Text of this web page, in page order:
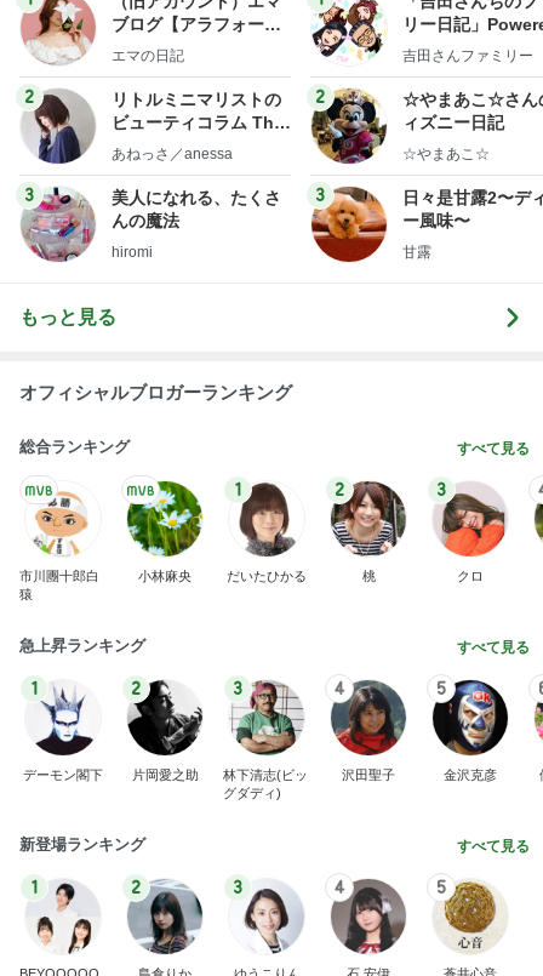
ブログ【アラフォー会
社売却セカンドライ
エマの日記
2
リトルミニマリストの
ビューティコラム The
little minimalist's bea
あねっさ／anessa
3
美人になれる、たくさ
んの魔法
hiromi
リー日記」
y Ameba 吉田さ
ログ
吉田さんファミリー
2
☆やまあこ☆さん
ィズニー日記
☆やまあこ☆
3
日々是甘露2〜デ
ー風味〜
甘露
もっと見る
オフィシャルブロガーランキング
総合ランキング すべて見る
市川團十郎白
猿
小林麻央
1
だいたひかる
2
桃
3
クロ
急上昇ランキング すべて見る
1
デーモン閣下
2
片岡愛之助
3
林下清志(ビッ
グダディ)
4
沢田聖子
5
金沢克彦
新登場ランキング すべて見る
1 2 3 4 5